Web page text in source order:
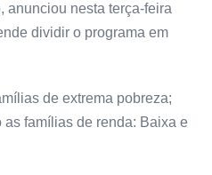
anunciou nesta terça-feira
dividir o programa em
de extrema pobreza;
as famílias de renda: Baixa e